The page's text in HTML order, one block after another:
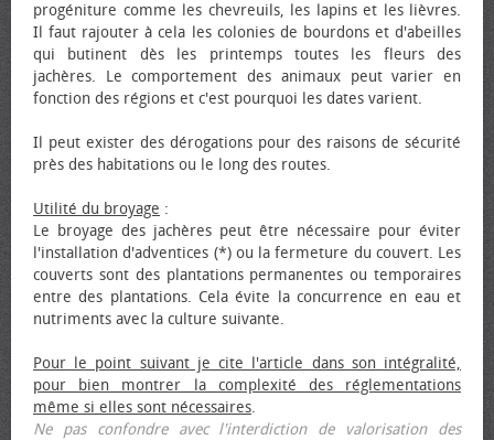
progéniture comme les chevreuils, les lapins et les lièvres.
Il faut rajouter à cela les colonies de bourdons et d'abeilles
qui butinent dès les printemps toutes les fleurs des
jachères. Le comportement des animaux peut varier en
fonction des régions et c'est pourquoi les dates varient.
Il peut exister des dérogations pour des raisons de sécurité
près des habitations ou le long des routes.
Utilité du broyage :
Le broyage des jachères peut être nécessaire pour éviter
l'installation d'adventices (*) ou la fermeture du couvert. Les
couverts sont des plantations permanentes ou temporaires
entre des plantations. Cela évite la concurrence en eau et
nutriments avec la culture suivante.
Pour le point suivant je cite l'article dans son intégralité,
pour bien montrer la complexité des réglementations
même si elles sont nécessaires.
Ne pas confondre avec l'interdiction de valorisation des